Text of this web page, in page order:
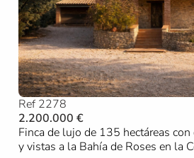
Ref 2278
2.200.000 €
Finca de lujo de 135 hectáreas
y vistas a la Bahía de Roses en la